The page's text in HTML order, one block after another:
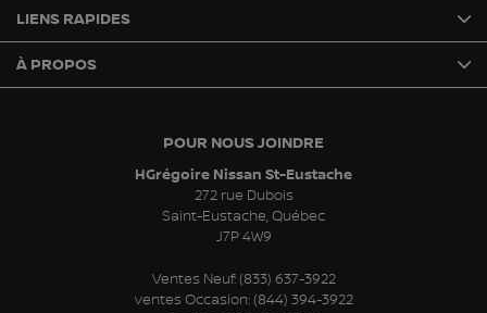
POUR NOUS JOINDRE
HGrégoire Nissan St-Eustache
272 rue Dubois
Saint-Eustache,Québec
J7P 4W9
Ventes Neuf: (833) 637-3922
ventes Occasion: (844) 394-3922
LIENS RAPIDES
À PROPOS